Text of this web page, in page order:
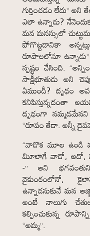
గుర్తించడం లేదు”
ఎలా ఉన్నాడు?
మన మనస్సులో
పోగొట్టడానికా
రూపాలలోనూ
స్పష్టం చేసింది.
సాక్షీభూతుడు అని
ఏముందీ? దృఢం
కనిపిస్తున్నదంతా
దృఢంగా
“రూపం తేడా. అన్నీ
“వాడొక మూల ఉండి
మిూలాగే వాడో, అదో,
-” అని
వైకుంఠంలోనో,
ఉన్నాడనుకునే మన
అంటే నాలుగు
కల్పించుకున్న
“అమ్మ”.